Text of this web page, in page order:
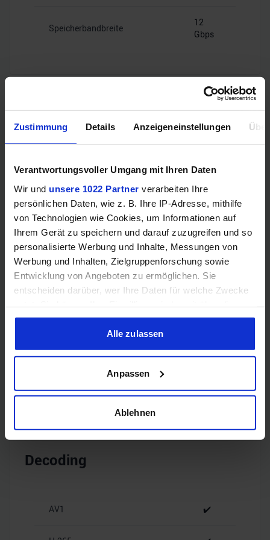
Zustimmung Details Anzeigeneinstellungen
Verantwortungsvoller Umgang mit Ihren Daten
Wir und unsere 1022 Partner verarbeiten Ihre
persönlichen Daten, wie z. B. Ihre IP-Adresse, mithilfe
von Technologien wie Cookies, um Informationen auf
Ihrem Gerät zu speichern und darauf zuzugreifen und so
personalisierte Werbung und Inhalte, Messungen von
Werbung und Inhalten, Zielgruppenforschung sowie
Entwicklung von Angeboten zu ermöglichen. Sie
entscheiden darüber, wer Ihre Daten für welche Zwecke
Cookie-Erklärung oder durch Klicken auf das Privacy
Trigger Symbol ändern oder widerrufen
Informationen über Ihre geografische Lage erfassen,
welche bis auf einige Meter genau sein können
Ihr Gerät durch aktives Scannen nach bestimmten
Erfahren Sie mehr darüber, wie Ihre persönlichen Daten
verarbeitet werden, und legen Sie Ihre Präferenzen im
Abschnitt Einzelheiten
personalisieren, Funktionen für soziale Medien anbieten
Alle zulassen
Anpassen
Ablehnen
Speicherbandbreite
12
Gbps
Videoanschlüsse
DisplayPort
4x Mini
DisplayPort
1.4a
Encoding
H.265 ✔️
Decoding
AV1 ✔️